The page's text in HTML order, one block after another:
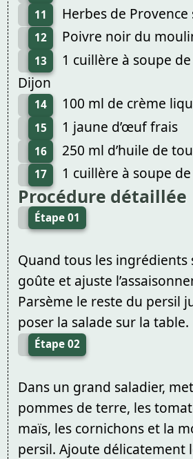
11 Herbes de Provence
12 Poivre noir du
13
1 cuillère à soupe
Dijon
14 100 ml de crème
15 1 jaune d’œuf frais
16 250 ml d’huile de
17 1 cuillère à soupe
Procédure détaillée
Étape 01
Quand tous les ingrédients
goûte et ajuste
Parsème le reste du persil
poser la salade sur la table.
Étape 02
Dans un grand saladier,
pommes de terre, les
maïs, les cornichons et la
persil. Ajoute délicatement